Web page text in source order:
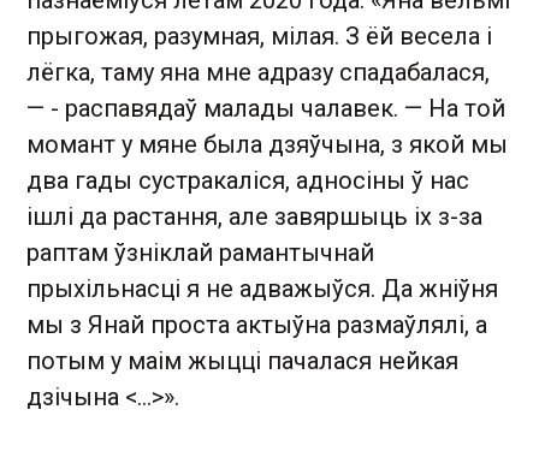
прыгожая, разумная, мілая. З ёй весела і
лёгка, таму яна мне адразу спадабалася,
— - распавядаў малады чалавек. — На той
момант у мяне была дзяўчына, з якой мы
два гады сустракаліся, адносіны ў нас
ішлі да растання, але завяршыць іх з-за
раптам ўзніклай рамантычнай
прыхільнасці я не адважыўся. Да жніўня
мы з Янай проста актыўна размаўлялі, а
потым у маім жыцці пачалася нейкая
дзічына <...>».